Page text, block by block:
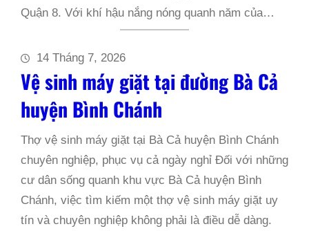
Quận 8. Với khí hậu nắng nóng quanh năm của…
14 Tháng 7, 2026
Vệ sinh máy giặt tại đường Bà Cả
huyện Bình Chánh
Thợ vệ sinh máy giặt tại Bà Cả huyện Bình Chánh
chuyên nghiệp, phục vụ cả ngày nghỉ Đối với những
cư dân sống quanh khu vực Bà Cả huyện Bình
Chánh, việc tìm kiếm một thợ vệ sinh máy giặt uy
tín và chuyên nghiệp không phải là điều dễ dàng.